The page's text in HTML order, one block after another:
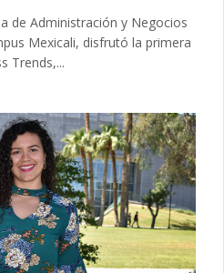
de Administración y Negocios
Mexicali, disfrutó la primera
Trends,...